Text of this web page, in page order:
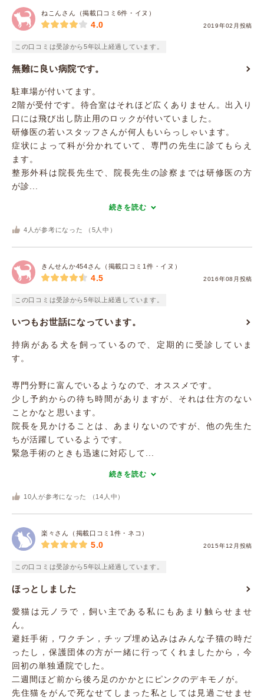
ねこんさん（掲載口コミ6件・イヌ）
2019年02月投稿
4.0
この口コミは受診から5年以上経過しています。
無難に良い病院です。
駐車場が付いてます。
2階が受付です。待合室はそれほど広くありません。出入り
口には飛び出し防止用のロックが付いていました。
研修医の若いスタッフさんが何人もいらっしゃいます。
症状によって科が分かれていて、専門の先生に診てもらえ
ます。
整形外科は院長先生で、院長先生の診察までは研修医の方
が診...
続きを読む
4 人が参考になった （ 5 人中）
きんせんか454さん（掲載口コミ1件・イヌ）
2016年08月投稿
4.5
この口コミは受診から5年以上経過しています。
いつもお世話になっています。
持病がある犬を飼っているので、定期的に受診していま
す。
専門分野に富んでいるようなので、オススメです。
少し予約からの待ち時間がありますが、それは仕方のない
ことかなと思います。
院長を見かけることは、あまりないのですが、他の先生た
ちが活躍しているようです。
緊急手術のときも迅速に対応して...
続きを読む
10 人が参考になった （ 14 人中）
楽々さん（掲載口コミ1件・ネコ）
2015年12月投稿
5.0
この口コミは受診から5年以上経過しています。
ほっとしました
愛猫は元ノラで，飼い主である私にもあまり触らせませ
ん。
避妊手術，ワクチン，チップ埋め込みはみんな子猫の時だ
ったし，保護団体の方が一緒に行ってくれましたから，今
回初の単独通院でした。
二週間ほど前から後ろ足のかかとにピンクのデキモノが。
先住猫をがんで死なせてしまった私としては見過ごせませ